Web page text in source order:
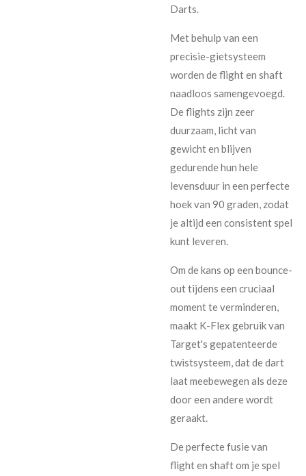
Darts.
Met behulp van een
precisie-gietsysteem
worden de flight en shaft
naadloos samengevoegd.
De flights zijn zeer
duurzaam, licht van
gewicht en blijven
gedurende hun hele
levensduur in een perfecte
hoek van 90 graden, zodat
je altijd een consistent spel
kunt leveren.
Om de kans op een bounce-
out tijdens een cruciaal
moment te verminderen,
maakt K-Flex gebruik van
Target's gepatenteerde
twistsysteem, dat de dart
laat meebewegen als deze
door een andere wordt
geraakt.
De perfecte fusie van
flight en shaft om je spel